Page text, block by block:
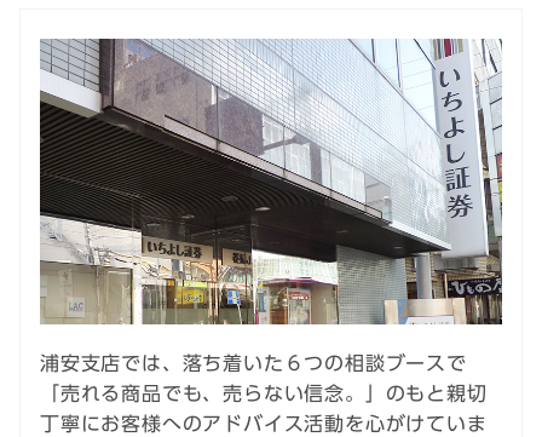
浦安支店では、落ち着いた６つの相談ブースで
「売れる商品でも、売らない信念。」のもと親切
丁寧にお客様へのアドバイス活動を心がけていま